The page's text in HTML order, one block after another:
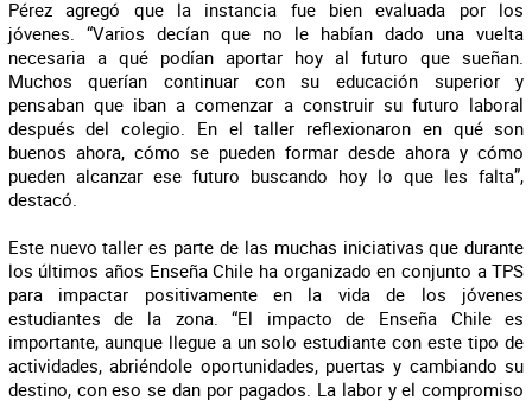
Pérez agregó que la instancia fue bien evaluada por los
jóvenes. “Varios decían que no le habían dado una vuelta
necesaria a qué podían aportar hoy al futuro que sueñan.
Muchos querían continuar con su educación superior y
pensaban que iban a comenzar a construir su futuro laboral
después del colegio. En el taller reflexionaron en qué son
buenos ahora, cómo se pueden formar desde ahora y cómo
pueden alcanzar ese futuro buscando hoy lo que les falta”,
destacó.
Este nuevo taller es parte de las muchas iniciativas que durante
los últimos años Enseña Chile ha organizado en conjunto a TPS
para impactar positivamente en la vida de los jóvenes
estudiantes de la zona. “El impacto de Enseña Chile es
importante, aunque llegue a un solo estudiante con este tipo de
actividades, abriéndole oportunidades, puertas y cambiando su
destino, con eso se dan por pagados. La labor y el compromiso